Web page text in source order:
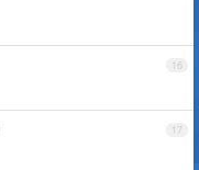
16
17